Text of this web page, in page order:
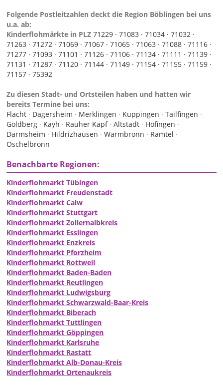
Folgende Postleitzahlen deckt die Region Böblingen bei uns
u.a. ab:
Kinderflohmärkte in PLZ71229 ·71083 ·71034 ·71032 ·
71263 ·71272 ·71069 ·71067 ·71065 ·71063 ·71088 ·71116 ·
71277 ·71093 ·71101 ·71126 ·71106 ·71134 ·71111 ·71139 ·
71131 ·71287 ·71120 ·71144 ·71149 ·71154 ·71155 ·71159 ·
71157 ·75392
Zu diesen Stadt- und Ortsteilen haben und hatten wir
bereits Termine bei uns:
Flacht · Dagersheim · Merklingen · Kuppingen ·Tailfingen ·
Goldberg · Kayh · Rauher Kapf·Altstadt · Höfingen ·
Darmsheim · Hildrizhausen ·Warmbronn · Ramtel ·
Öschelbronn
Benachbarte Regionen:
Kinderflohmarkt Tübingen
Kinderflohmarkt Freudenstadt
Kinderflohmarkt Calw
Kinderflohmarkt Stuttgart
Kinderflohmarkt Zollernalbkreis
Kinderflohmarkt Esslingen
Kinderflohmarkt Enzkreis
Kinderflohmarkt Pforzheim
Kinderflohmarkt Rottweil
Kinderflohmarkt Baden-Baden
Kinderflohmarkt Reutlingen
Kinderflohmarkt Ludwigsburg
Kinderflohmarkt Schwarzwald-Baar-Kreis
Kinderflohmarkt Biberach
Kinderflohmarkt Tuttlingen
Kinderflohmarkt Göppingen
Kinderflohmarkt Karlsruhe
Kinderflohmarkt Rastatt
Kinderflohmarkt Alb-Donau-Kreis
Kinderflohmarkt Ortenaukreis